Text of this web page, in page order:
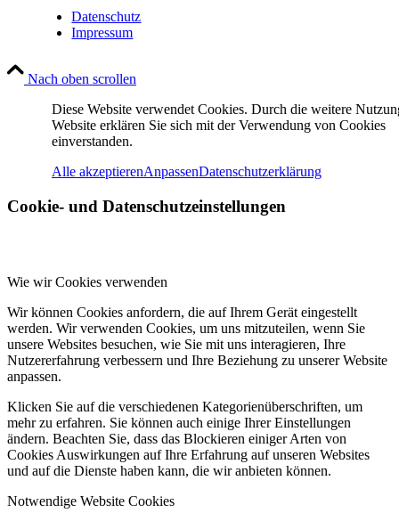
Datenschutz
Impressum
Nach oben scrollen
Diese Website verwendet Cookies. Durch die weitere
Website erklären Sie sich mit der Verwendung von Cookies
einverstanden.
Alle akzeptierenAnpassenDatenschutzerklärung
Cookie- und Datenschutzeinstellungen
Wie wir Cookies verwenden
Wir können Cookies anfordern, die auf Ihrem Gerät eingestellt
werden. Wir verwenden Cookies, um uns mitzuteilen, wenn Sie
unsere Websites besuchen, wie Sie mit uns interagieren, Ihre
Nutzererfahrung verbessern und Ihre Beziehung zu unserer Website
anpassen.
Klicken Sie auf die verschiedenen Kategorienüberschriften, um
mehr zu erfahren. Sie können auch einige Ihrer Einstellungen
ändern. Beachten Sie, dass das Blockieren einiger Arten von
Cookies Auswirkungen auf Ihre Erfahrung auf unseren Websites
und auf die Dienste haben kann, die wir anbieten können.
Notwendige Website Cookies